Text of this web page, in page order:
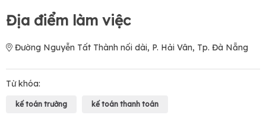
Địa điểm làm việc
Đường Nguyễn Tất Thành nối dài, P. Hải Vân, Tp. Đà Nẵng
Từ khóa:
kế toán trưởng kế toán thanh toán